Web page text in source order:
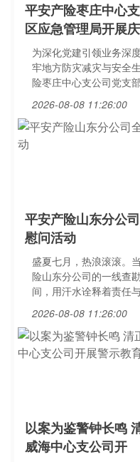
平安产险枣庄中心
区应急管理局开展庆
为深化党建引领业务深
牢地方防灾减灾与安全
险枣庄中心支公司党支
2026-08-08 11:26:00
平安产险山东分公
慰问活动
盛夏七月，热浪滚滚。
险山东分公司的一线查
间，用汗水诠释着责任
2026-08-08 11:26:00
以案为鉴警钟长鸣
威海中心支公司开